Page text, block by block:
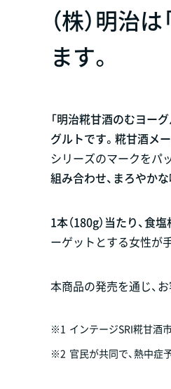
（株）明治
ます。
「明治糀甘酒のむヨー
グルトです。糀甘酒メ
シリーズのマークをパ
組み合わせ、まろやか
1本（180g）当たり、食
ーゲットとする女性が
本商品の発売を通じ、
※1 インテージSRI糀甘酒
※2 官民が共同で、熱中症